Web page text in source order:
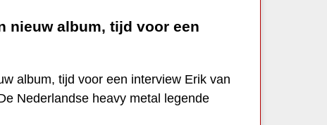
nieuw album, tijd voor een
album, tijd voor een interview Erik van
Nederlandse heavy metal legende